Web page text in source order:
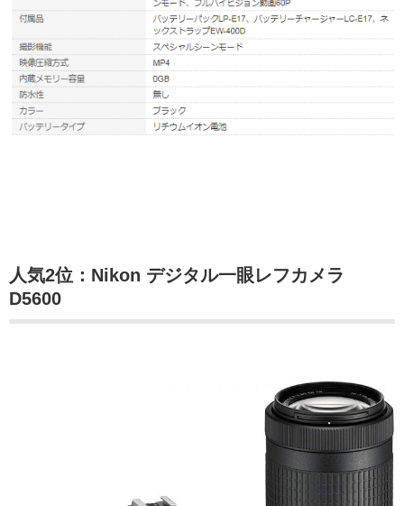
人気2位：Nikon デジタル一眼レフカメラ
D5600